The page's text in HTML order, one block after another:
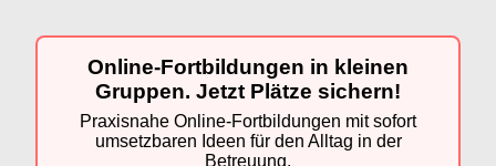
Online-Fortbildungen in kleinen
Gruppen. Jetzt Plätze sichern!
Praxisnahe Online-Fortbildungen mit sofort
umsetzbaren Ideen für den Alltag in der
Betreuung.